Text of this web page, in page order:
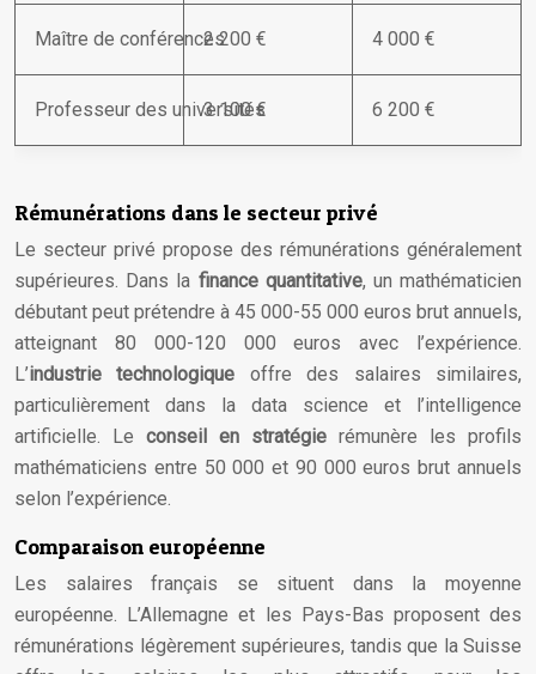
Maître de conférences2 200 € 4 000 €
Professeur des universités
3 100 € 6 200 €
Rémunérations dans le secteur privé
Le secteur privé propose des rémunérations généralement
supérieures. Dans la finance quantitative, un mathématicien
débutant peut prétendre à 45 000-55 000 euros brut annuels,
atteignant 80 000-120 000 euros avec l’expérience.
L’industrie technologique offre des salaires similaires,
particulièrement dans la data science et l’intelligence
artificielle. Le conseil en stratégie rémunère les profils
mathématiciens entre 50 000 et 90 000 euros brut annuels
selon l’expérience.
Comparaison européenne
Les salaires français se situent dans la moyenne
européenne. L’Allemagne et les Pays-Bas proposent des
rémunérations légèrement supérieures, tandis que la Suisse